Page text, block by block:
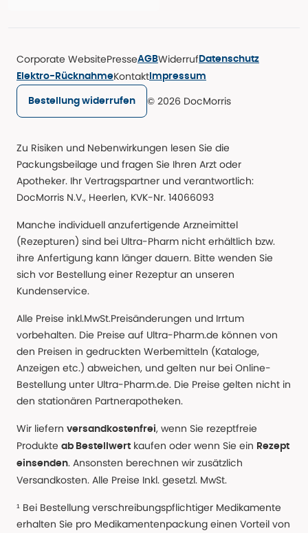
Corporate WebsitePresseAGBWiderruf Datenschutz
Elektro-RücknahmeKontakt Impressum
Bestellung widerrufen © 2026 DocMorris
Zu Risiken und Nebenwirkungen lesen Sie die
Packungsbeilage und fragen Sie Ihren Arzt oder
Apotheker. Ihr Vertragspartner und verantwortlich:
DocMorris N.V., Heerlen, KVK-Nr. 14066093
Manche individuell anzufertigende Arzneimittel
(Rezepturen) sind bei Ultra-Pharm nicht erhältlich bzw.
ihre Anfertigung kann länger dauern. Bitte wenden Sie
sich vor Bestellung einer Rezeptur an unseren
Kundenservice.
Alle Preise inkl.MwSt.Preisänderungen und Irrtum
vorbehalten. Die Preise auf Ultra-Pharm.de können von
den Preisen in gedruckten Werbemitteln (Kataloge,
Anzeigen etc.) abweichen, und gelten nur bei Online-
Bestellung unter Ultra-Pharm.de. Die Preise gelten nicht in
den stationären Partnerapotheken.
Wir liefern versandkostenfrei, wenn Sie rezeptfreie
Produkte ab Bestellwert kaufen oder wenn Sie ein Rezept
einsenden. Ansonsten berechnen wir zusätzlich
Versandkosten. Alle Preise Inkl. gesetzl. MwSt.
¹ Bei Bestellung verschreibungspflichtiger Medikamente
erhalten Sie pro Medikamentenpackung einen Vorteil von